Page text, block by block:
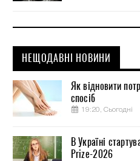
НЕЩОДАВНІ НОВИНИ
Як відновити
спосіб
19:20, Сьогодні
В Україні
Prize-2026